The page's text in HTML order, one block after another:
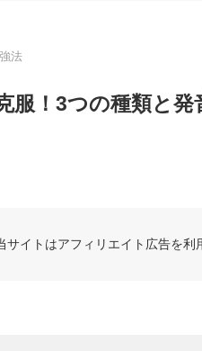
法
服！3つの種類と
サイトはアフィリエイト広告を利